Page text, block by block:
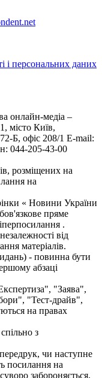
і персональних даних
онлайн-медіа –
місто Київ,
офіс 208/1 E-mail:
044-205-43-00
розміщених на
на
« Новини України
пряме
.
від
матеріалів.
- повинна бути
абзаці
"Заява",
"Тест-драйв",
на правах
з
чи наступне
посилання на
забороняється.